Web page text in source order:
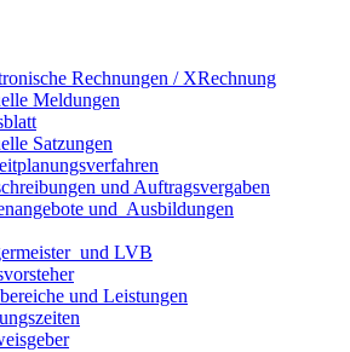
Rechnungen / XRechnung
Meldungen
Satzungen
und Auftragsvergaben
und ­­ Ausbildungen
und LVB
und Leistungen